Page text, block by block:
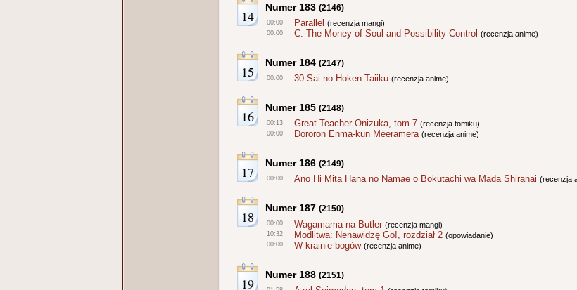
14
Numer 183 (2146)
00:00 Parallel (recenzja mangi)
00:00 C: The Money of Soul and Possibility Control (recenzja anime)
15
Numer 184 (2147)
00:00 30-Sai no Hoken Taiiku (recenzja anime)
16
Numer 185 (2148)
00:13 Great Teacher Onizuka, tom 7 (recenzja tomiku)
00:00 Dororon Enma-kun Meeramera (recenzja anime)
17
Numer 186 (2149)
00:00 Ano Hi Mita Hana no Namae o Bokutachi wa Mada Shiranai (recenzja
18
Numer 187 (2150)
00:00 Wagamama na Butler (recenzja mangi)
10:32 Modlitwa: Nenawidzę Go!, rozdział 2 (opowiadanie)
00:00 W krainie bogów (recenzja anime)
19
Numer 188 (2151)